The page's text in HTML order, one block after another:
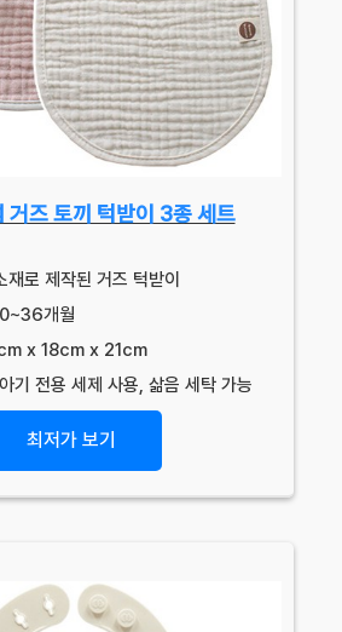
거즈 토끼 턱받이 3종 세트
로 제작된 거즈 턱받이
개월
x 18cm x 21cm
기 전용 세제 사용, 삶음 세탁 가능
최저가 보기